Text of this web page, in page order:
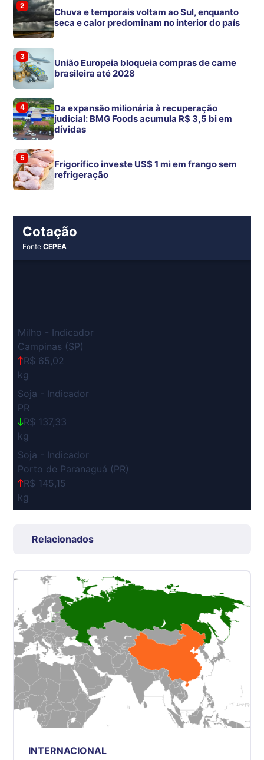
2
Chuva e temporais voltam ao Sul, enquanto
seca e calor predominam no interior do país
3
União Europeia bloqueia compras de carne
brasileira até 2028
4
Da expansão milionária à recuperação
judicial: BMG Foods acumula R$ 3,5 bi em
dívidas
5
Frigorífico investe US$ 1 mi em frango sem
refrigeração
Cotação
FonteCEPEA
Milho - Indicador
Campinas (SP)
R$ 65,02
kg
Soja - Indicador
PR
R$ 137,33
kg
Soja - Indicador
Porto de Paranaguá (PR)
R$ 145,15
kg
R$ 7,53
Suíno - Estadual
R$ 5,06
kg
Suíno - Estadual
MG
R$ 5,04
kg
Suíno - Estadual
R$ 4,51
Relacionados
INTERNACIONAL